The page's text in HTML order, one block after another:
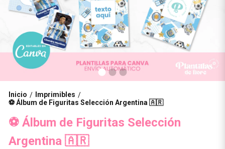
Inicio / Imprimibles /
⚽ Álbum de Figuritas Selección Argentina 🇦🇷
⚽ Álbum de Figuritas Selección
Argentina 🇦🇷